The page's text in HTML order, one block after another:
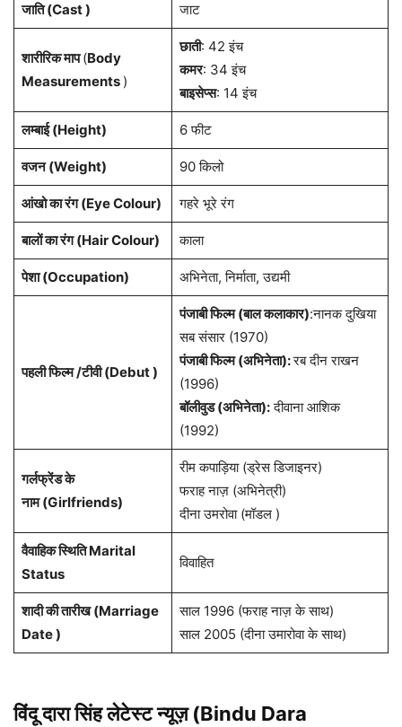
जाति (Cast ) जाट
शारीरिक माप(Body
Measurements )
छाती: 42 इंच
कमर: 34 इंच
बाइसेप्स: 14 इंच
लम्बाई (Height) 6 फीट
वजन (Weight) 90 किलो
आंखो का रंग (Eye Colour) गहरे भूरे रंग
बालों का रंग (Hair Colour) काला
पेशा(Occupation) अभिनेता, निर्माता, उद्यमी
पहली फिल्म /टीवी (Debut )
पंजाबी फिल्म (बाल कलाकार):नानक दुखिया
सब संसार (1970)
पंजाबी फिल्म (अभिनेता):रब दीन राखन
(1996)
बॉलीवुड (अभिनेता):दीवाना आशिक
(1992)
गर्लफ्रेंड के
नाम(Girlfriends)
रीम कपाड़िया (ड्रेस डिजाइनर)
फराह नाज़ (अभिनेत्री)
दीना उमरोवा (मॉडल )
वैवाहिक स्थिति Marital
Status
विवाहित
शादी की तारीख (Marriage
Date )
साल 1996 (फराह नाज़ के साथ)
साल 2005 (दीना उमारोवा के साथ)
विंदू दारा सिंह लेटेस्ट न्यूज़ (Bindu Dara